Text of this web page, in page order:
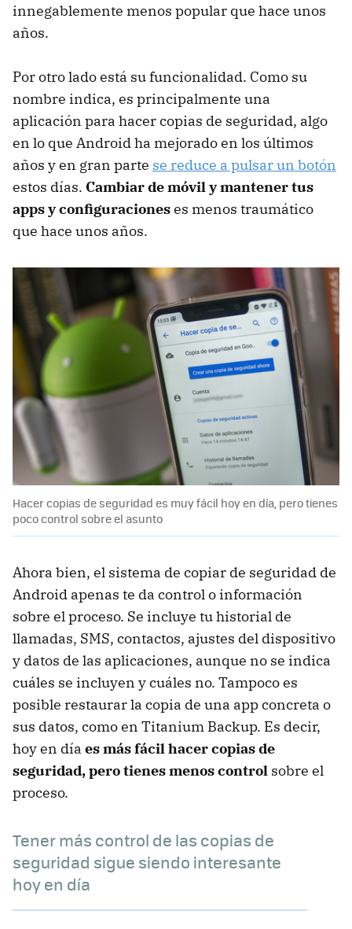
innegablemente menos popular que hace unos
años.
Por otro lado está su funcionalidad. Como su
nombre indica, es principalmente una
aplicación para hacer copias de seguridad, algo
en lo que Android ha mejorado en los últimos
años y en gran parte se reduce a pulsar un botón
estos días. Cambiar de móvil y mantener tus
apps y configuracioneses menos traumático
que hace unos años.
Hacer copias de seguridad es muy fácil hoy en día, pero tienes
poco control sobre el asunto
Ahora bien, el sistema de copiar de seguridad de
Android apenas te da control o información
sobre el proceso. Se incluye tu historial de
llamadas, SMS, contactos, ajustes del dispositivo
y datos de las aplicaciones, aunque no se indica
cuáles se incluyen y cuáles no. Tampoco es
posible restaurar la copia de una app concreta o
sus datos, como en Titanium Backup. Es decir,
hoy en día es más fácil hacer copias de
seguridad, pero tienes menos control sobre el
proceso.
Tener más control de las copias de
seguridad sigue siendo interesante
hoy en día